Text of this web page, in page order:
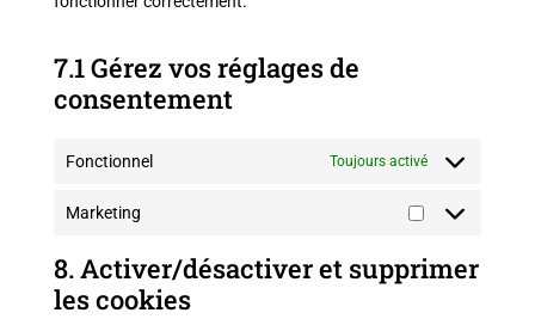
7.1 Gérez vos réglages de
consentement
Fonctionnel Toujours activé
Marketing
8. Activer/désactiver et supprimer
les cookies